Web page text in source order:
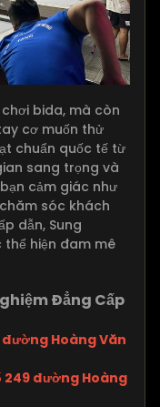
bida, mà còn
cơ muốn thử
chuẩn quốc tế từ
sang trọng và
cảm giác như
sóc khách
dẫn, Sung
thể hiện đam mê
Đẳng Cấp
đường Hoàng Văn
249 đường Hoàng